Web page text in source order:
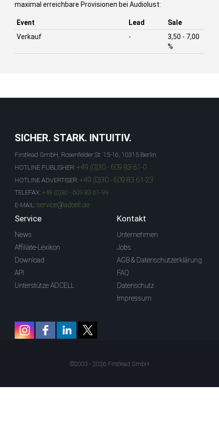
maximal erreichbare Provisionen bei Audiolust:
Event Lead
Sale
Verkauf
-
3,50 - 7,00
%
SICHER. STARK. INTUITIV.
Firstlead GmbH, Rosenfelder St. 15-16, 10315 Berlin
HOTLINE PUBLISHER: +49 (0)30 - 609 83 61-0
HOTLINE ADVERTISER: +49 (0)30 - 609 83 61-23
TELEFAX: +49 (0)30 - 609 83 61-99
E-MAIL: service@adcell.de
Service
News
Affiliate-Lexikon
Download
API
Unterstütze ADCELL
Kontakt
Unternehmen
Jobs
AGB & Datenschutzerklärung
FAQ
Datenschutz
Impressum
©2003 - 2026 Firstlead GmbH